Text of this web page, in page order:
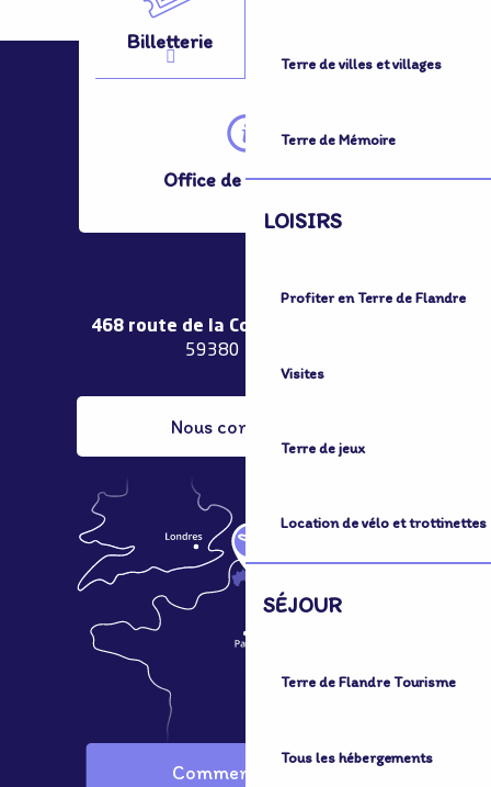
Terre de villes et villages
Terre de Mémoire
LOISIRS
Profiter en Terre de Flandre
Visites
Terre de jeux
Location de vélo et trottinettes
SÉJOUR
Terre de Flandre Tourisme
Tous les hébergements
Billetterie
Office de Tourisme
468 route de la Couronne de Bierne
59380 Bergues
Nous contacter
Comment venir ?